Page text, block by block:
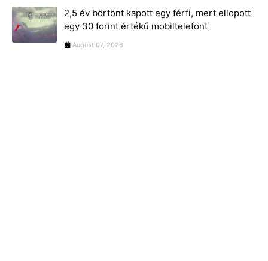
2,5 év börtönt kapott egy férfi, mert ellopott
egy 30 forint értékű mobiltelefont
August 07, 2026